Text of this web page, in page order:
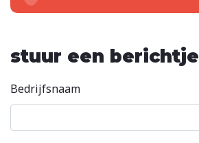
stuur een berichtje
Bedrijfsnaam